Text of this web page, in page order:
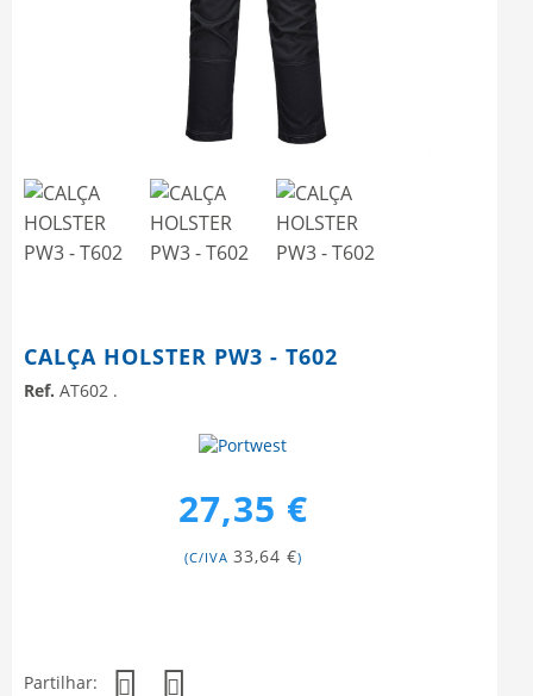
CALÇA HOLSTER PW3 - T602
Ref. AT602 .
27,35 €
(C/IVA 33,64 €)
Partilhar: